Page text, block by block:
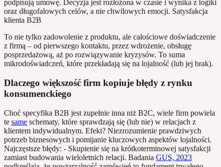
podpisują umowę. Decyzja jest rozłożona w czasie i wynika z logiki
oraz długofalowych celów, a nie chwilowych emocji. Satysfakcja
klienta B2B
To nie tylko zadowolenie z produktu, ale całościowe doświadczenie
z firmą – od pierwszego kontaktu, przez wdrożenie, obsługę
posprzedażową, aż po rozwiązywanie kryzysów. To suma
mikrodoświadczeń, które przekładają się na lojalność (lub jej brak).
Dlaczego większość firm kopiuje błędy z rynku
konsumenckiego
Choć specyfika B2B jest zupełnie inna niż B2C, wiele firm powiela
te same schematy, które sprawdzają się (lub nie) w relacjach z
klientem indywidualnym. Efekt? Niezrozumienie prawdziwych
potrzeb biznesowych i pomijanie kluczowych aspektów lojalności.
Najczęstsze błędy: - Skupienie się na krótkoterminowej satysfakcji
zamiast budowania wieloletnich relacji. Badania GUS, 2023